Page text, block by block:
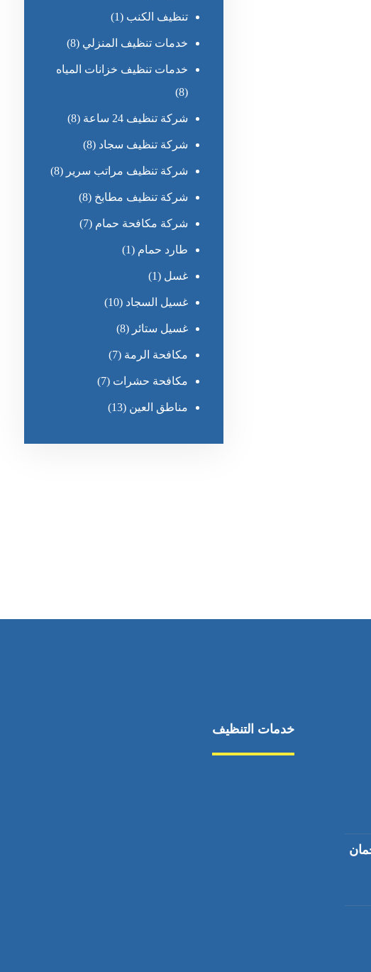
تنظيف الكنب (1)
خدمات تنظيف المنزلي (8)
خدمات تنظيف خزانات المياه
(8)
شركة تنظيف 24 ساعة (8)
شركة تنظيف سجاد (8)
شركة تنظيف مراتب سرير (8)
شركة تنظيف مطابخ (8)
شركة مكافحة حمام (7)
طارد حمام (1)
غسل (1)
غسيل السجاد (10)
غسيل ستائر (8)
مكافحة الرمة (7)
مكافحة حشرات (7)
مناطق العين (13)
خدمات التنظيف